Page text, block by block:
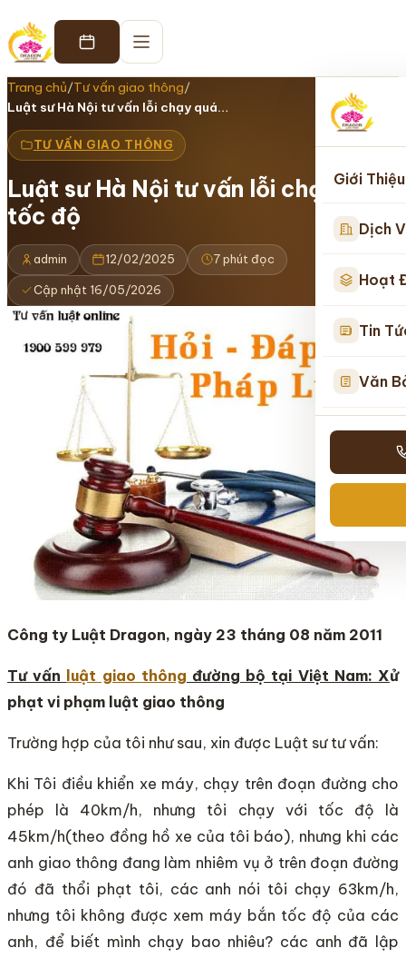
Giới Thiệu
Dịch
Hoạt
Tin
Văn
Trang chủ/Tư vấn giao thông/
Luật sư Hà Nội tư vấn lỗi chạy quá…
TƯ VẤN GIAO THÔNG
Luật sư Hà Nội tư vấn lỗi chạy quá
tốc độ
admin 12/02/2025 7 phút đọc
Cập nhật 16/05/2026
Công ty Luật Dragon, ngày 23 tháng 08 năm 2011
Tư vấn luật giao thông đường bộ tại Việt Nam: Xử
phạt vi phạm luật giao thông
Trường hợp của tôi như sau, xin được Luật sư tư vấn:
Khi Tôi điều khiển xe máy, chạy trên đoạn đường cho
phép là 40km/h, nhưng tôi chạy với tốc độ là
45km/h(theo đồng hồ xe của tôi báo), nhưng khi các
anh giao thông đang làm nhiêm vụ ở trên đoạn đường
đó đã thổi phạt tôi, các anh nói tôi chạy 63km/h,
nhưng tôi không được xem máy bắn tốc độ của các
anh, để biết mình chạy bao nhiêu? các anh đã lập